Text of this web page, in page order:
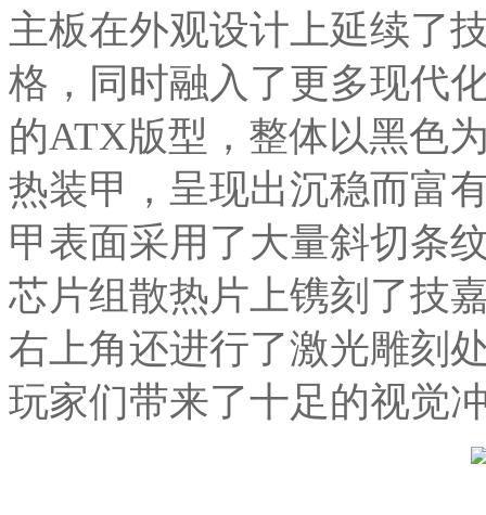
主板在外观设计上延续了
格，同时融入了更多现代
的ATX版型，整体以黑色
热装甲，呈现出沉稳而富
甲表面采用了大量斜切条
芯片组散热片上镌刻了技
右上角还进行了激光雕刻
玩家们带来了十足的视觉